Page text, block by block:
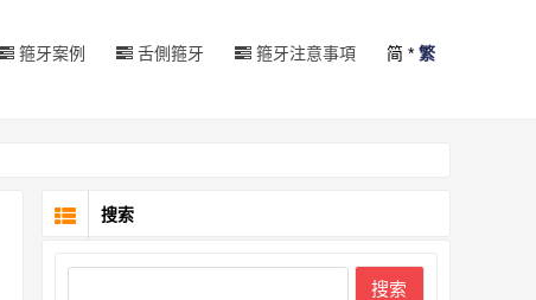
箍牙案例 舌側箍牙 箍牙注意事項 简 * 繁
搜索
搜索